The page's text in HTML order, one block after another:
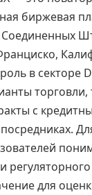
биржевая
в секторе
торговли,
с
для